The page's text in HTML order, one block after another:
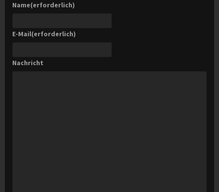
Name(erforderlich)
E-Mail(erforderlich)
Nachricht